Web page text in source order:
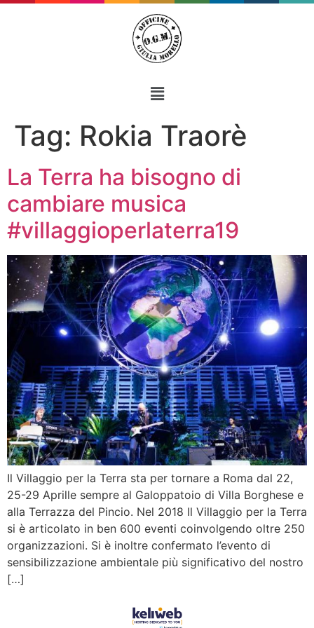
Tag: Rokia Traorè
La Terra ha bisogno di
cambiare musica
#villaggioperlaterra19
Il Villaggio per la Terra sta per tornare a Roma dal 22,
25-29 Aprille sempre al Galoppatoio di Villa Borghese e
alla Terrazza del Pincio. Nel 2018 Il Villaggio per la Terra
si è articolato in ben 600 eventi coinvolgendo oltre 250
organizzazioni. Si è inoltre confermato l’evento di
sensibilizzazione ambientale più significativo del nostro
[…]